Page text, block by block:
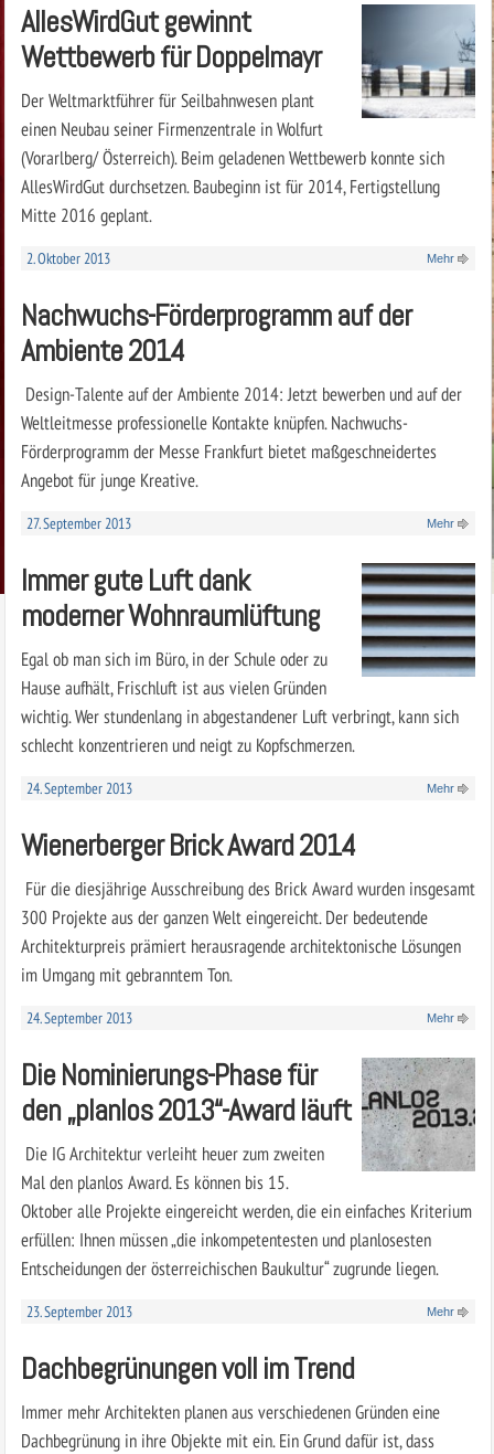
AllesWirdGut gewinnt
Wettbewerb für Doppelmayr
Der Weltmarktführer für Seilbahnwesen plant
einen Neubau seiner Firmenzentrale in Wolfurt
(Vorarlberg/ Österreich). Beim geladenen Wettbewerb konnte sich
AllesWirdGut durchsetzen. Baubeginn ist für 2014, Fertigstellung
Mitte 2016 geplant.
2. Oktober 2013 Mehr
Nachwuchs-Förderprogramm auf der
Ambiente 2014
Design-Talente auf der Ambiente 2014: Jetzt bewerben und auf der
Weltleitmesse professionelle Kontakte knüpfen. Nachwuchs-
Förderprogramm der Messe Frankfurt bietet maßgeschneidertes
Angebot für junge Kreative.
27. September 2013 Mehr
Immer gute Luft dank
moderner Wohnraumlüftung
Egal ob man sich im Büro, in der Schule oder zu
Hause aufhält, Frischluft ist aus vielen Gründen
wichtig. Wer stundenlang in abgestandener Luft verbringt, kann sich
schlecht konzentrieren und neigt zu Kopfschmerzen.
24. September 2013 Mehr
Wienerberger Brick Award 2014
Für die diesjährige Ausschreibung des Brick Award wurden insgesamt
300 Projekte aus der ganzen Welt eingereicht. Der bedeutende
Architekturpreis prämiert herausragende architektonische Lösungen
im Umgang mit gebranntem Ton.
24. September 2013 Mehr
Die Nominierungs-Phase für
den „planlos 2013“-Award läuft
Die IG Architektur verleiht heuer zum zweiten
Mal den planlos Award. Es können bis 15.
Oktober alle Projekte eingereicht werden, die ein einfaches Kriterium
erfüllen: Ihnen müssen „die inkompetentesten und planlosesten
Entscheidungen der österreichischen Baukultur“ zugrunde liegen.
23. September 2013 Mehr
Dachbegrünungen voll im Trend
Immer mehr Architekten planen aus verschiedenen Gründen eine
Dachbegrünung in ihre Objekte mit ein. Ein Grund dafür ist, dass